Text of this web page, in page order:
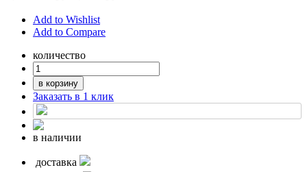
Add to Wishlist
Add to Compare
количество
в корзину
Заказать в 1 клик
в наличии
доставка